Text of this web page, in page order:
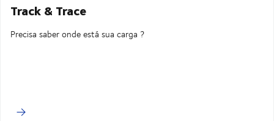
Track & Trace
Precisa saber onde está sua carga ?